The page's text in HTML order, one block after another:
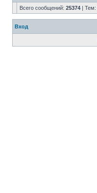
Всего сообщений: 25374 | Тем:
Вход